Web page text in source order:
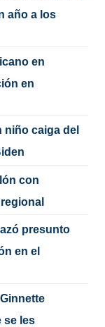
año a los
en
en
niño caiga del
con
presunto
en el
se les